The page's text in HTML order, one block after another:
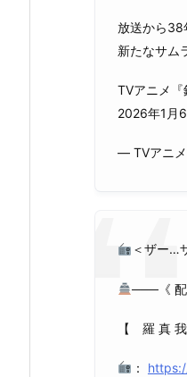
放送から38
新たなサム
TVアニメ『
2026年1月
— TVアニメ
＜ザー…
───《
【 羅 真 我
：